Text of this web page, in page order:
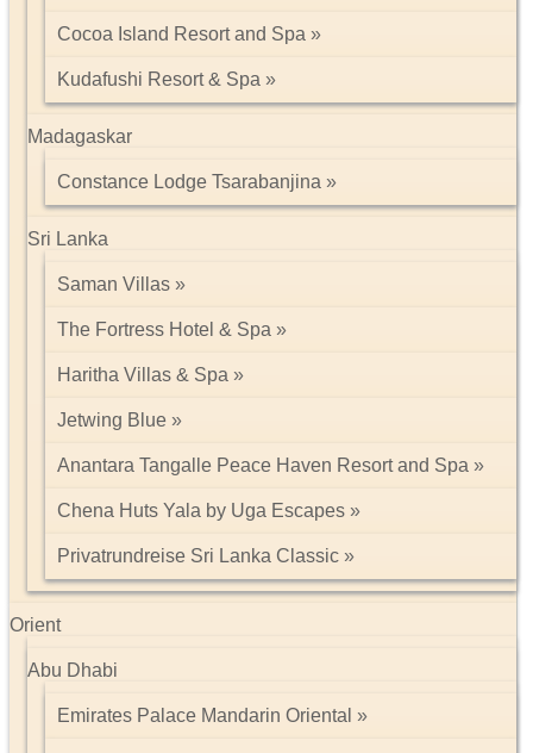
Cocoa Island Resort and Spa
Kudafushi Resort & Spa
Madagaskar
Constance Lodge Tsarabanjina
Sri Lanka
Saman Villas
The Fortress Hotel & Spa
Haritha Villas & Spa
Jetwing Blue
Anantara Tangalle Peace Haven Resort and Spa
Chena Huts Yala by Uga Escapes
Privatrundreise Sri Lanka Classic
Orient
Abu Dhabi
Emirates Palace Mandarin Oriental